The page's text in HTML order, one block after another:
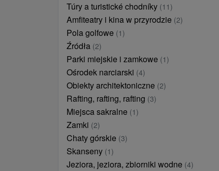
Túry a turistické chodníky (11)
Amfiteatry i kina w przyrodzie (2)
Pola golfowe (1)
Źródła (2)
Parki miejskie i zamkowe (1)
Ośrodek narciarski (4)
Obiekty architektoniczne (2)
Rafting, rafting, rafting (3)
Miejsca sakralne (1)
Zamki (2)
Chaty górskie (3)
Skanseny (1)
Jeziora, jeziora, zbiorniki wodne (4)